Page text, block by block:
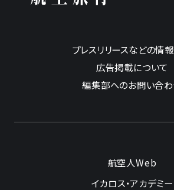
プレスリリースなどの情
広告掲載について
編集部へのお問い合
航空人Web
イカロス・アカデミー